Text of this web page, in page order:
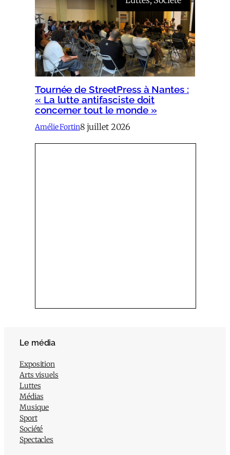
Tournée de StreetPress à Nantes :
« La lutte antifasciste doit
concerner tout le monde »
Amélie Fortin8 juillet 2026
Le média
Exposition
Arts visuels
Luttes
Médias
Musique
Sport
Société
Spectacles